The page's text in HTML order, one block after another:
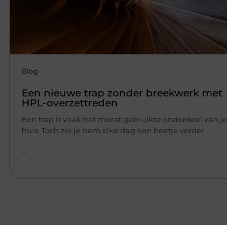
Blog
Een nieuwe trap zonder breekwerk met
HPL-overzettreden
Een trap is vaak het meest gebruikte onderdeel van je
huis. Toch zie je hem elke dag een beetje verder
...